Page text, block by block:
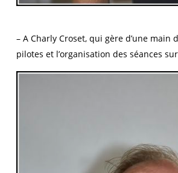
– A Charly Croset, qui gère d’une main
pilotes et l’organisation des séances